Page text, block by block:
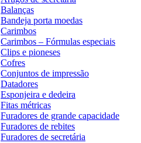
Balanças
Bandeja porta moedas
Carimbos
Carimbos – Fórmulas especiais
Clips e pioneses
Cofres
Conjuntos de impressão
Datadores
Esponjeira e dedeira
Fitas métricas
Furadores de grande capacidade
Furadores de rebites
Furadores de secretária